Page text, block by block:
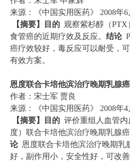
来源：《中国实用医药》 2008年6
【摘要】目的 观察紫杉醇（PTX
食管癌的近期疗效及反应。 结论
癌疗效较好，毒反应可以耐受，
有效方案。
恩度联合卡培他滨治疗晚期乳腺
作者：宋士军 贾良
来源：《中国实用医药》 2008年4
【摘要】目的 评价重组人血管
度）联合卡培他滨治疗晚期乳腺
论 恩度联合卡培他滨治疗晚期乳
好，副作用小，安全性好，可改